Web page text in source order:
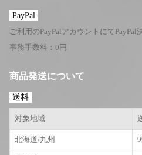
PayPal
ご利用のPayPalアカウントにてPayPal
事務手数料：0円
商品発送について
送料
対象地域
北海道/九州